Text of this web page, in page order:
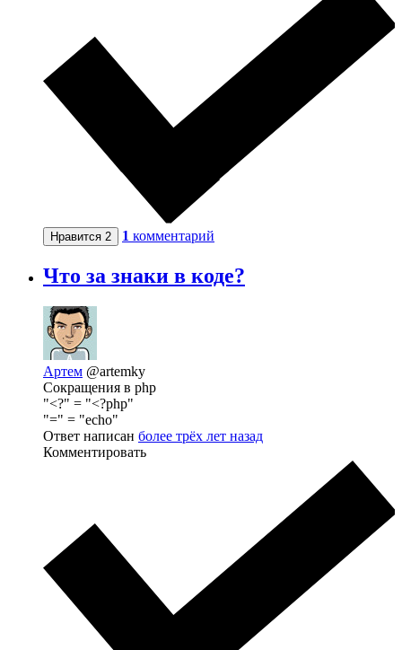
Нравится 2 1 комментарий
Что за знаки в коде?
Артем @artemky
Сокращения в php
"<?" = "<?php"
"=" = "echo"
Ответ написан более трёх лет назад
Комментировать